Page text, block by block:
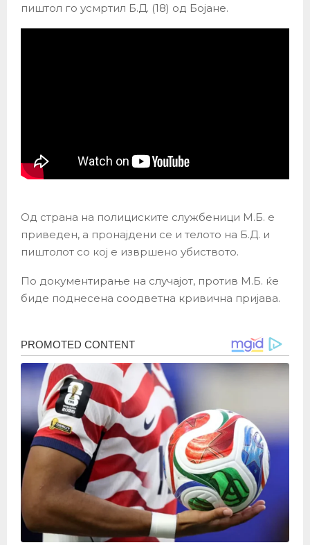
пиштол го усмртил Б.Д. (18) од Бојане.
Од страна на полициските службеници М.Б. е
приведен, а пронајдени се и телото на Б.Д. и
пиштолот со кој е извршено убиството.
По документирање на случајот, против М.Б. ќе
биде поднесена соодветна кривична пријава.